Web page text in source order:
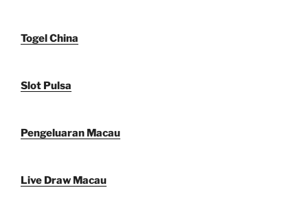
Togel China
Slot Pulsa
Pengeluaran Macau
Live Draw Macau